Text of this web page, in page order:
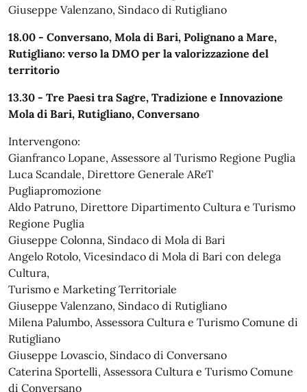
Giuseppe Valenzano, Sindaco di Rutigliano
18.00 - Conversano, Mola di Bari, Polignano a Mare,
Rutigliano: verso la DMO per la valorizzazione del
territorio
13.30 - Tre Paesi tra Sagre, Tradizione e Innovazione
Mola di Bari, Rutigliano, Conversano
Intervengono:
Gianfranco Lopane, Assessore al Turismo Regione Puglia
Luca Scandale, Direttore Generale AReT
Pugliapromozione
Aldo Patruno, Direttore Dipartimento Cultura e Turismo
Regione Puglia
Giuseppe Colonna, Sindaco di Mola di Bari
Angelo Rotolo, Vicesindaco di Mola di Bari con delega
Cultura,
Turismo e Marketing Territoriale
Giuseppe Valenzano, Sindaco di Rutigliano
Milena Palumbo, Assessora Cultura e Turismo Comune di
Rutigliano
Giuseppe Lovascio, Sindaco di Conversano
Caterina Sportelli, Assessora Cultura e Turismo Comune
di Conversano